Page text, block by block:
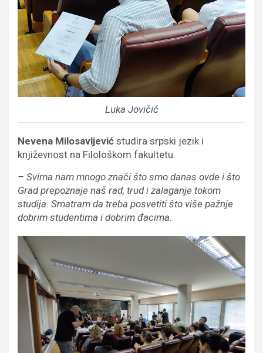
Luka Jovičić
Nevena Milosavljević studira srpski jezik i
književnost na Filološkom fakultetu.
– Svima nam mnogo znači što smo danas ovde i što
Grad prepoznaje naš rad, trud i zalaganje tokom
studija. Smatram da treba posvetiti što više pažnje
dobrim studentima i dobrim đacima.